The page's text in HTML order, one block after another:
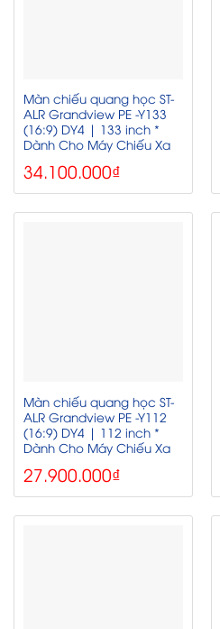
Màn chiếu quang học ST-
ALR Grandview PE -Y133
(16:9) DY4 | 133 inch *
Dành Cho Máy Chiếu Xa
34.100.000₫
Màn chiếu quang học ST-
ALR Grandview PE -Y112
(16:9) DY4 | 112 inch *
Dành Cho Máy Chiếu Xa
27.900.000₫